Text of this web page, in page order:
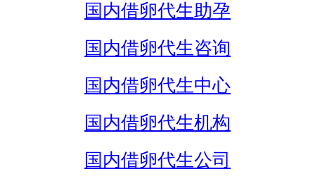
国内借卵代生助孕
国内借卵代生咨询
国内借卵代生中心
国内借卵代生机构
国内借卵代生公司